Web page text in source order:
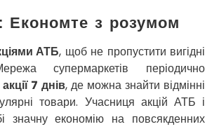
Економте з розумом
АТБ, щоб не пропустити вигідні
супермаркетів періодично
7 днів, де можна знайти відмінні
товари. Учасниця акцій АТБ і
значну економію на повсякденних